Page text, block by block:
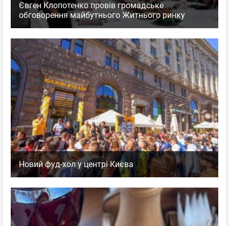
Євген Клопотенко провів громадське
обговорення майбутнього Житнього ринку
Новий фуд-хол у центрі Києва